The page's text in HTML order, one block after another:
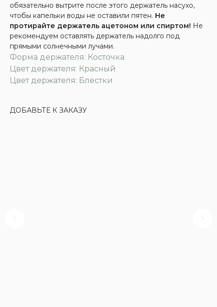
обязательно вытрите после этого держатель насухо,
чтобы капельки воды не оставили пятен. Не
протирайте держатель ацетоном или спиртом! Не
рекомендуем оставлять держатель надолго под
прямыми солнечными лучами.
Форма держателя: Косточка
Цвет держателя: Красный
Цвет держателя: Блестки
ДОБАВЬТЕ К ЗАКАЗУ